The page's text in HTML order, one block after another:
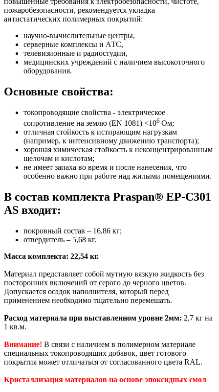
пожаробезопасности, рекомендуется укладка
антистатических полимерных покрытий:
научно-вычислительные центры,
серверные комплексы и АТС,
телевизионные и радиостудии,
медицинских учреждений с наличием высокоточного
оборудования.
Основные свойства:
токопроводящие свойства - электрическое
сопротивление на землю (EN 1081) <106 Ом;
отличная стойкость к истирающим нагрузкам
(например, к интенсивному движению транспорта);
хорошая химическая стойкость к неконцентрированным
щелочам и кислотам;
не имеет запаха во время и после нанесения, что
особенно важно при работе над жилыми помещениями.
В состав комплекта Praspan® EP-С301
AS входит:
покровный состав – 16,86 кг;
отвердитель – 5,68 кг.
Масса комплекта: 22,54 кг.
Материал представляет собой мутную вязкую жидкость без
посторонних включений от серого до черного цветов.
Допускается осадок наполнителя, который перед
применением необходимо тщательно перемешать.
Расход материала при выставленном уровне 2мм: 2,7 кг на
1 кв.м.
Внимание! В связи с наличием в полимерном материале
специальных токопроводящих добавок, цвет готового
покрытия может отличаться от согласованного цвета RAL.
Кристаллизация материалов на основе эпоксидных смол